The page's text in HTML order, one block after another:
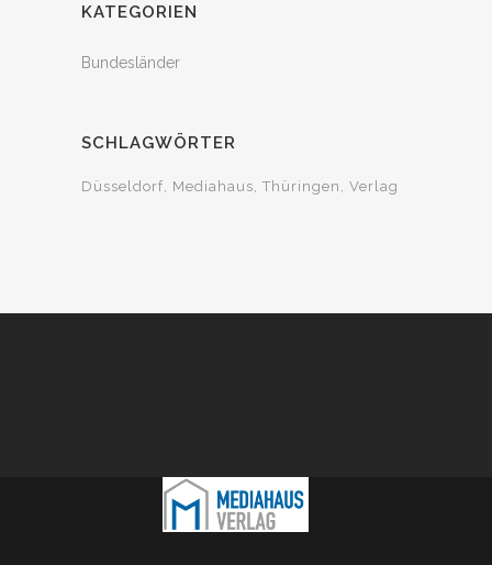
KATEGORIEN
Bundesländer
SCHLAGWÖRTER
Düsseldorf Mediahaus Thüringen Verlag